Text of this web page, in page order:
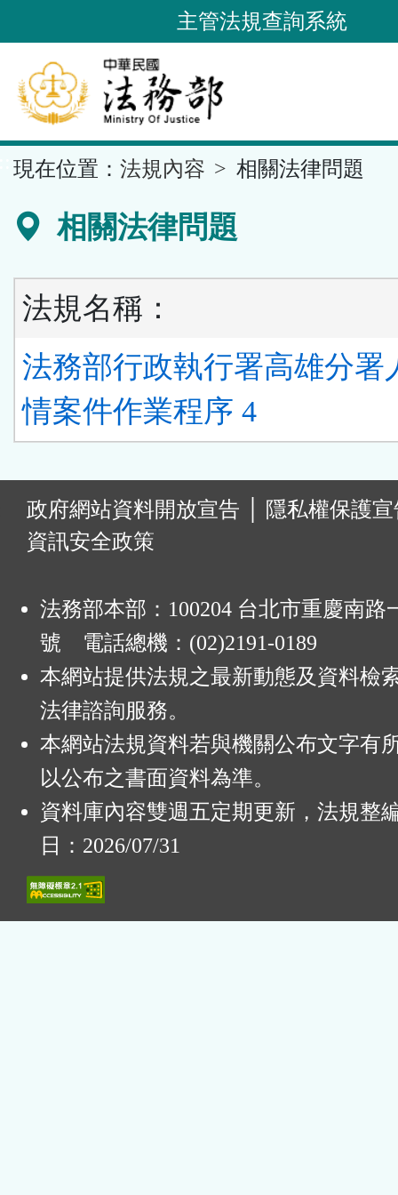
到
要
內
容
區
主管法規查詢系統
現在位置： 法規內容 相關法律問題
相關法律問題
法規名稱：
法務部行政執行署高雄分署
情案件作業程序 4
政府網站資料開放宣告
隱私權保護
資訊安全政策
法務部本部：100204 台北市重慶南路
號 電話總機：(02)2191-0189
本網站提供法規之最新動態及資料檢
法律諮詢服務。
本網站法規資料若與機關公布文字有
以公布之書面資料為準。
資料庫內容雙週五定期更新，法規整
日：2026/07/31